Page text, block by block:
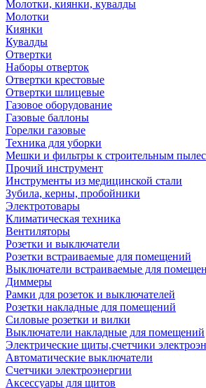
Молотки, киянки, кувалды
Молотки
Киянки
Кувалды
Отвертки
Наборы отверток
Отвертки крестовые
Отвертки шлицевые
Газовое оборудование
Газовые баллоны
Горелки газовые
Техника для уборки
Мешки и фильтры к строительным
Прочий инструмент
Инструменты из медицинской стали
Зубила, керны, пробойники
Электротовары
Климатическая техника
Вентиляторы
Розетки и выключатели
Розетки встраиваемые для помещений
Выключатели встраиваемые для
Диммеры
Рамки для розеток и выключателей
Розетки накладные для помещений
Силовые розетки и вилки
Выключатели накладные для помещений
Электрические щиты,счетчики
Автоматические выключатели
Счетчики электроэнергии
Аксессуары для щитов